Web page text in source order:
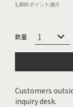
1,800ポイント還元
Customers
inquiry desk.